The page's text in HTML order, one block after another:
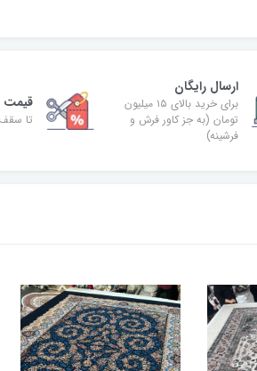
ارسال رایگان
برای خرید بالای ۱۵ میلیون
تومان (به جز کاور فرش و
فرشینه)
قیمت
تا سقف ۱۰%